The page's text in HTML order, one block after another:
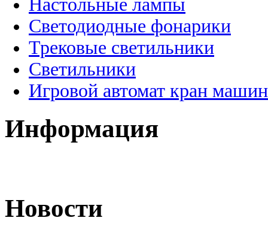
Настольные лампы
Светодиодные фонарики
Трековые светильники
Светильники
Игровой автомат кран
Информация
Новости